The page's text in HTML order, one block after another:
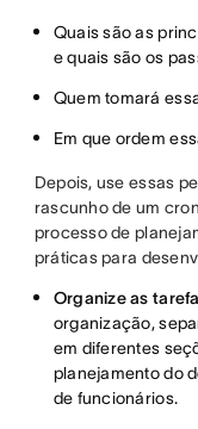
Quais são as
e quais são os
Quem tomará
Em que ordem
Depois, use essas
rascunho de um
processo de
práticas para
Organize as
organização,
em diferentes
planejamento do
de funcionários.